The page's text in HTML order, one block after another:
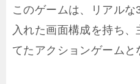
このゲームは、リアルな
入れた画面構成を持ち
てたアクションゲームと